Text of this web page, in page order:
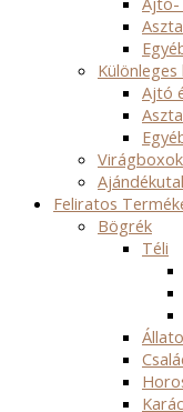
Ajtó
Virágboxok
Feliratos
Bögrék
Téli